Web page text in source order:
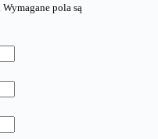
Wymagane pola są